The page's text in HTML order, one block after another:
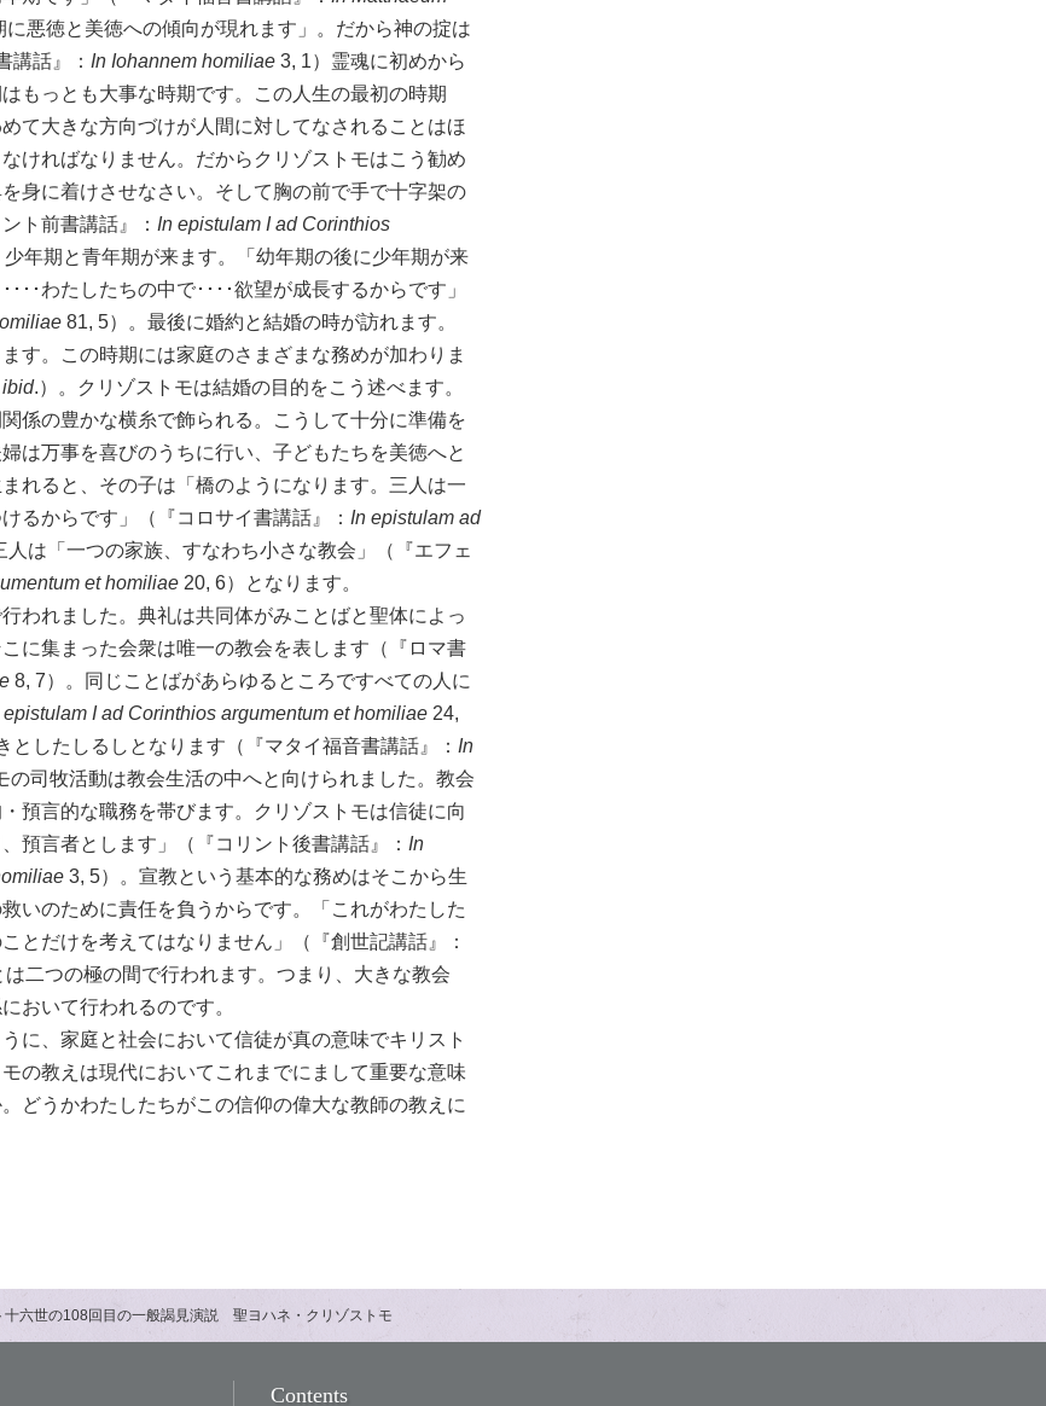
悪徳と美徳への傾向が現れます」。だから神の掟は
講話』： In Iohannem homiliae 3, 1）霊魂に初めから
もっとも大事な時期です。この人生の最初の時期
て大きな方向づけが人間に対してなされることはほ
ければなりません。だからクリゾストモはこう勧め
身に着けさせなさい。そして胸の前で手で十字架の
ト前書講話』： In epistulam I ad Corinthios
年期と青年期が来ます。「幼年期の後に少年期が来
･･わたしたちの中で････欲望が成長するからです」
81, 5）。最後に婚約と結婚の時が訪れます。
す。この時期には家庭のさまざまな務めが加わりま
ibid.）。クリゾストモは結婚の目的をこう述べます。
係の豊かな横糸で飾られる。こうして十分に準備を
は万事を喜びのうちに行い、子どもたちを美徳へと
れると、その子は「橋のようになります。三人は一
るからです」（『コロサイ書講話』： In epistulam ad
人は「一つの家族、すなわち小さな教会」（『エフェ
et homiliae 20, 6）となります。
われました。典礼は共同体がみことばと聖体によっ
に集まった会衆は唯一の教会を表します（『ロマ書
8, 7）。同じことばがあらゆるところですべての人に
epistulam I ad Corinthios argumentum et homiliae 24,
したしるしとなります（『マタイ福音書講話』： In
の司牧活動は教会生活の中へと向けられました。教会
預言的な職務を帯びます。クリゾストモは信徒に向
預言者とします」（『コリント後書講話』： In
3, 5）。宣教という基本的な務めはそこから生
いのために責任を負うからです。「これがわたした
とだけを考えてはなりません」（『創世記講話』：
二つの極の間で行われます。つまり、大きな教会
おいて行われるのです。
に、家庭と社会において信徒が真の意味でキリスト
の教えは現代においてこれまでにまして重要な意味
どうかわたしたちがこの信仰の偉大な教師の教えに
十六世の108回目の一般謁見演説 聖ヨハネ・クリゾストモ
Contents